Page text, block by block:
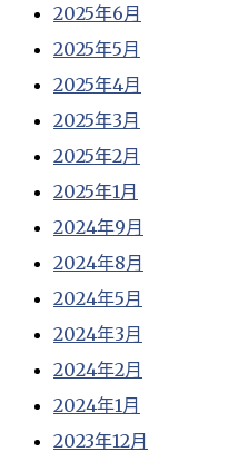
2025年6月
2025年5月
2025年4月
2025年3月
2025年2月
2025年1月
2024年9月
2024年8月
2024年5月
2024年3月
2024年2月
2024年1月
2023年12月